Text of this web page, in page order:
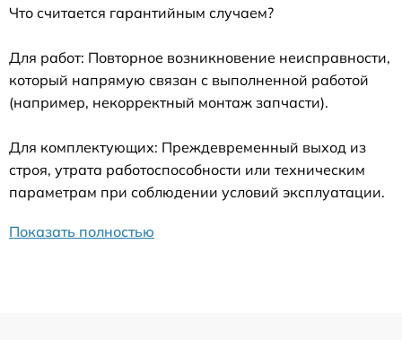
Что считается гарантийным случаем?
Для работ: Повторное возникновение неисправности,
который напрямую связан с выполненной работой
(например, некорректный монтаж запчасти).
Для комплектующих: Преждевременный выход из
строя, утрата работоспособности или техническим
параметрам при соблюдении условий эксплуатации.
Показать полностью